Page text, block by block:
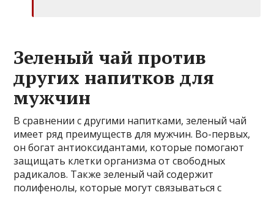
Зеленый чай против
других напитков для
мужчин
В сравнении с другими напитками, зеленый чай
имеет ряд преимуществ для мужчин. Во-первых,
он богат антиоксидантами, которые помогают
защищать клетки организма от свободных
радикалов. Также зеленый чай содержит
полифенолы, которые могут связываться с